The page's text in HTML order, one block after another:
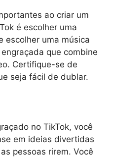
ao criar um
é escolher uma
escolher uma música
que combine
Certifique-se de
seja fácil de dublar.
no TikTok, você
em ideias divertidas
pessoas rirem. Você